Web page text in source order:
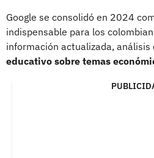
Google se consolidó en 2024
indispensable para los
información actualizada, análisis
educativo sobre temas